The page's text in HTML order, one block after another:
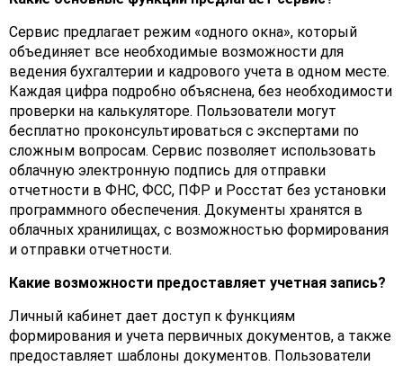
Сервис предлагает режим «одного окна», который
объединяет все необходимые возможности для
ведения бухгалтерии и кадрового учета в одном месте.
Каждая цифра подробно объяснена, без необходимости
проверки на калькуляторе. Пользователи могут
бесплатно проконсультироваться с экспертами по
сложным вопросам. Сервис позволяет использовать
облачную электронную подпись для отправки
отчетности в ФНС, ФСС, ПФР и Росстат без установки
программного обеспечения. Документы хранятся в
облачных хранилищах, с возможностью формирования
и отправки отчетности.
Какие возможности предоставляет учетная запись?
Личный кабинет дает доступ к функциям
формирования и учета первичных документов, а также
предоставляет шаблоны документов. Пользователи